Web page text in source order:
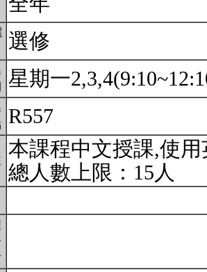
選修
星期一
R557
本課程中文授課,使
總人數上限：15人